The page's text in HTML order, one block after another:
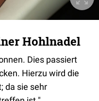
Hohlnadel
Dies passiert
Hierzu wird die
da sie sehr